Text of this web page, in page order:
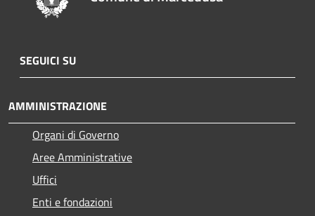
SEGUICI SU
AMMINISTRAZIONE
Organi di Governo
Aree Amministrative
Uffici
Enti e fondazioni